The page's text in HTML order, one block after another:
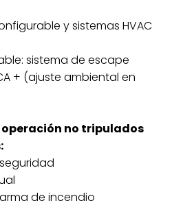
y sistemas HVAC
sistema de escape
+ (ajuste ambiental en
operación no tripulados
de incendio